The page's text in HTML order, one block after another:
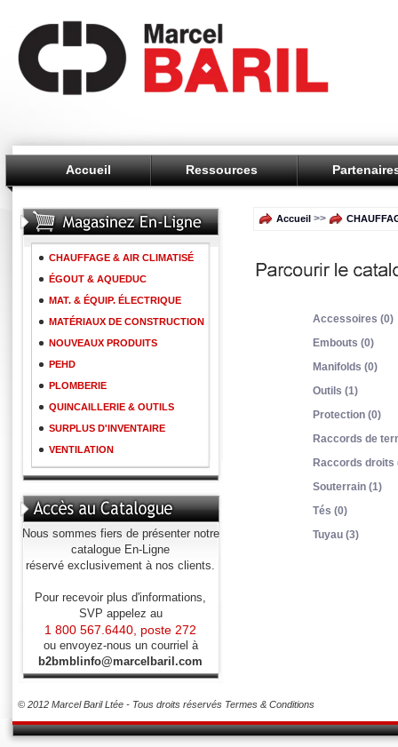
Accueil Ressources
CHAUFFAGE & AIR CLIMATISÉ
ÉGOUT & AQUEDUC
MAT. & ÉQUIP. ÉLECTRIQUE
MATÉRIAUX DE CONSTRUCTION
NOUVEAUX PRODUITS
PEHD
PLOMBERIE
QUINCAILLERIE & OUTILS
SURPLUS D'INVENTAIRE
VENTILATION
Nous sommes fiers de présenter notre
catalogue En-Ligne
réservé exclusivement à nos clients.
Pour recevoir plus d'informations,
SVP appelez au
1 800 567.6440, poste 272
ou envoyez-nous un courriel à
b2bmblinfo@marcelbaril.com
Accueil >>
Accessoires (0)
Embouts (0)
Manifolds (0)
Outils (1)
Protection (0)
Raccords de
Raccords droits
Souterrain (1)
Tés (0)
Tuyau (3)
© 2012 Marcel Baril Ltée - Tous droits réservés Termes & Conditions